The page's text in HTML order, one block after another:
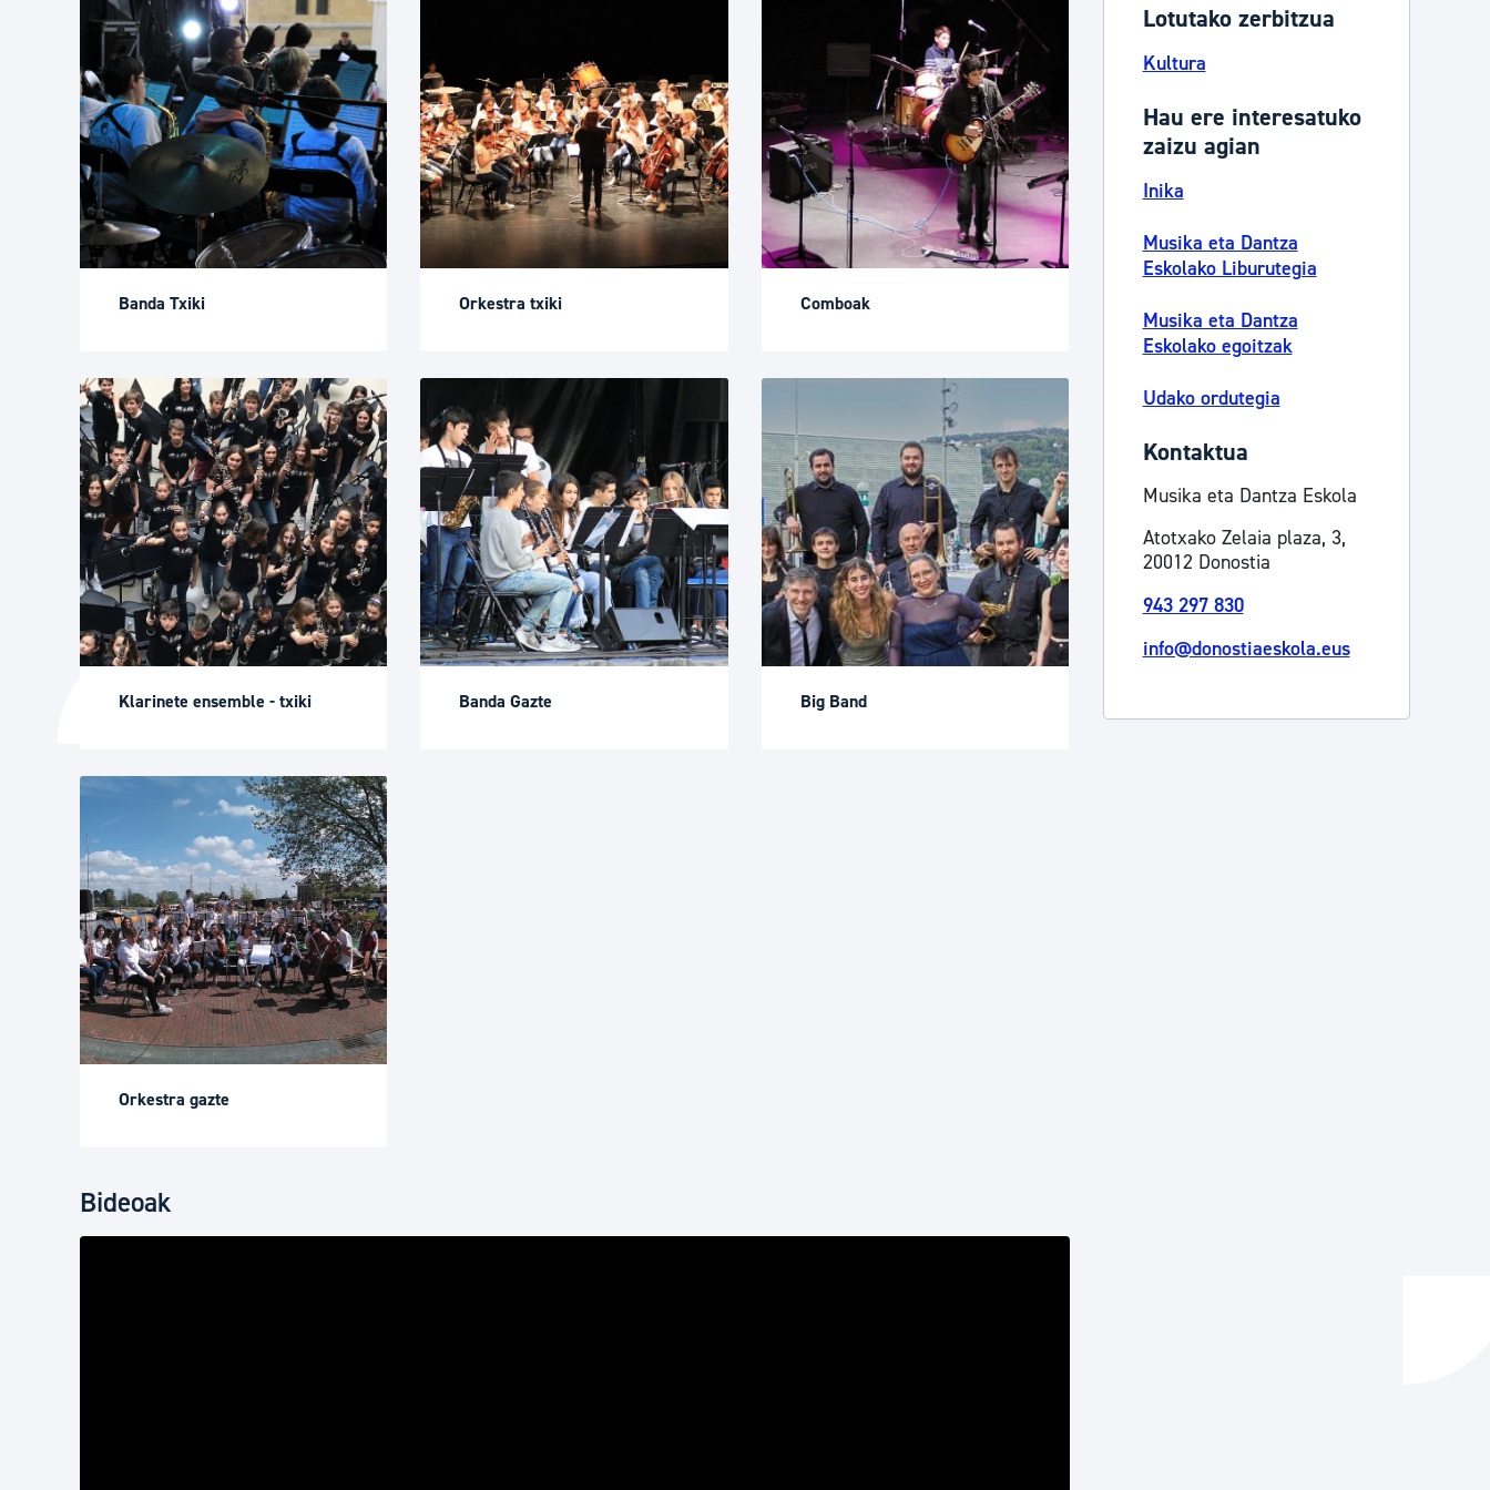
Banda Txiki Orkestra txiki Comboak
Klarinete ensemble - txiki Banda Gazte Big Band
Orkestra gazte
Bideoak
Lotutako zerbitzua
Kultura
Hau ere interesatuko
zaizu agian
Inika
Musika eta Dantza
Eskolako Liburutegia
Musika eta Dantza
Eskolako egoitzak
Udako ordutegia
Kontaktua
Musika eta Dantza Eskola
Atotxako Zelaia plaza, 3,
20012 Donostia
943 297 830
info@donostiaeskola.eus